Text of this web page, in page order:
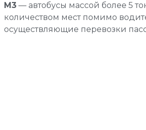
М3 — автобусы массой более 5
количеством мест помимо
осуществляющие перевозки